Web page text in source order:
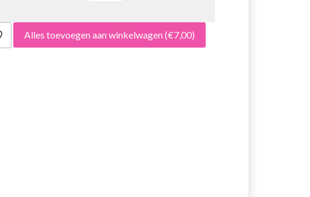
Alles toevoegen aan winkelwagen(€7,00)